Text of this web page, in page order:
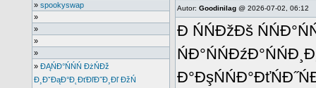
» spookyswap
»
»
»
»
» ĐĄŃĐ°ŃŃŃ ĐżŃĐž
Đ¸ĐˇĐąĐ°Đ˛ĐťĐľĐ˝Đ¸Đľ ĐžŃ
Autor: Goodinilag@ 2026-07-02, 06:12
Đ ŃŃĐžĐš